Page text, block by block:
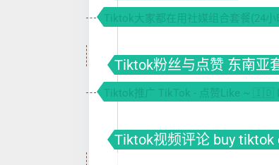
Tiktok大家都在用社媒组合套餐(24小
Tiktok粉丝与点赞 东南亚
Tiktok推广 TikTok - 点赞Like ~ 🇮🇩
Tiktok视频评论 buy